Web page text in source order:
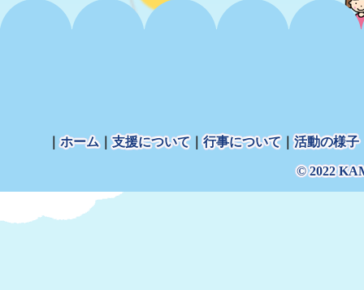
｜ホーム｜支援について｜行事について｜活動の様子
© 2022